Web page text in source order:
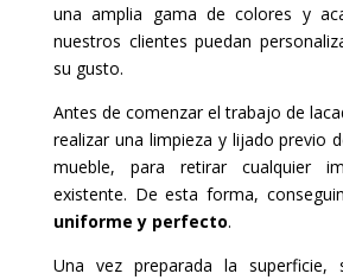
una amplia gama de colores y
nuestros clientes puedan
su gusto.
Antes de comenzar el trabajo de
realizar una limpieza y lijado previo
mueble, para retirar cualquier
existente. De esta forma,
uniforme y perfecto.
Una vez preparada la